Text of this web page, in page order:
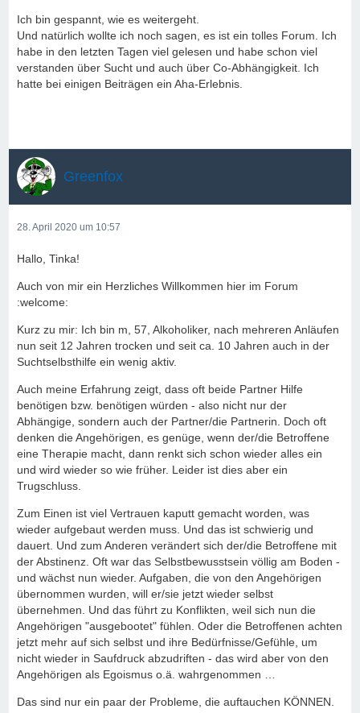
Ich bin gespannt, wie es weitergeht.
Und natürlich wollte ich noch sagen, es ist ein tolles Forum. Ich
habe in den letzten Tagen viel gelesen und habe schon viel
verstanden über Sucht und auch über Co-Abhängigkeit. Ich
hatte bei einigen Beiträgen ein Aha-Erlebnis.
Greenfox
28. April 2020 um 10:57
Hallo, Tinka!
Auch von mir ein Herzliches Willkommen hier im Forum
:welcome:
Kurz zu mir: Ich bin m, 57, Alkoholiker, nach mehreren Anläufen
nun seit 12 Jahren trocken und seit ca. 10 Jahren auch in der
Suchtselbsthilfe ein wenig aktiv.
Auch meine Erfahrung zeigt, dass oft beide Partner Hilfe
benötigen bzw. benötigen würden - also nicht nur der
Abhängige, sondern auch der Partner/die Partnerin. Doch oft
denken die Angehörigen, es genüge, wenn der/die Betroffene
eine Therapie macht, dann renkt sich schon wieder alles ein
und wird wieder so wie früher. Leider ist dies aber ein
Trugschluss.
Zum Einen ist viel Vertrauen kaputt gemacht worden, was
wieder aufgebaut werden muss. Und das ist schwierig und
dauert. Und zum Anderen verändert sich der/die Betroffene mit
der Abstinenz. Oft war das Selbstbewusstsein völlig am Boden -
und wächst nun wieder. Aufgaben, die von den Angehörigen
übernommen wurden, will er/sie jetzt wieder selbst
übernehmen. Und das führt zu Konflikten, weil sich nun die
Angehörigen "ausgebootet" fühlen. Oder die Betroffenen achten
jetzt mehr auf sich selbst und ihre Bedürfnisse/Gefühle, um
nicht wieder in Saufdruck abzudriften - das wird aber von den
Angehörigen als Egoismus o.ä. wahrgenommen …
Das sind nur ein paar der Probleme, die auftauchen KÖNNEN.